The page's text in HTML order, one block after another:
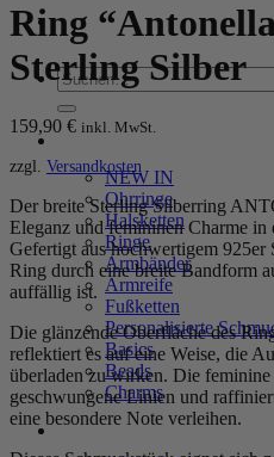
Suchen
nach:
NEW IN
Ohrringe
Halsketten
Ringe
Armbänder
Armreife
Fußketten
Personalisierte
Basics
Beads
Charms
MEN
Ring
Sterling Silber
159,90 € inkl. MwSt.
zzgl. Versandkosten
Der breite Sterling Silberring
Eleganz und femininen Charme in
Gefertigt aus hochwertigem 925er
Ring durch eine breite Bandform
auffällig ist.
Die glänzende Oberfläche des
reflektiert es auf eine Weise, die
überladen zu wirken. Die
geschwungene Linien und
eine besondere Note verleihen.